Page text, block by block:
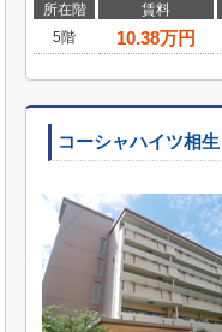
所在階 賃料
5階
10.38万円
コーシャハイツ相